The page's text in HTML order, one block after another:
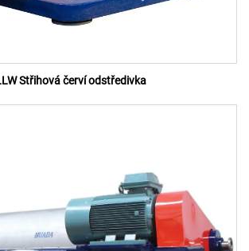
Střihová červí odstředivka